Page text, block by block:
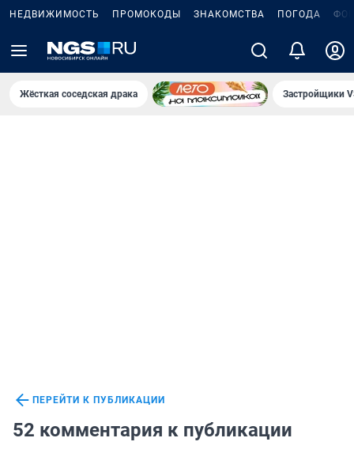
НЕДВИЖИМОСТЬ ПРОМОКОДЫ ЗНАКОМСТВА ПОГОДА
Жёсткая соседская драка Застройщики
ПЕРЕЙТИ К ПУБЛИКАЦИИ
52 комментария к публикации